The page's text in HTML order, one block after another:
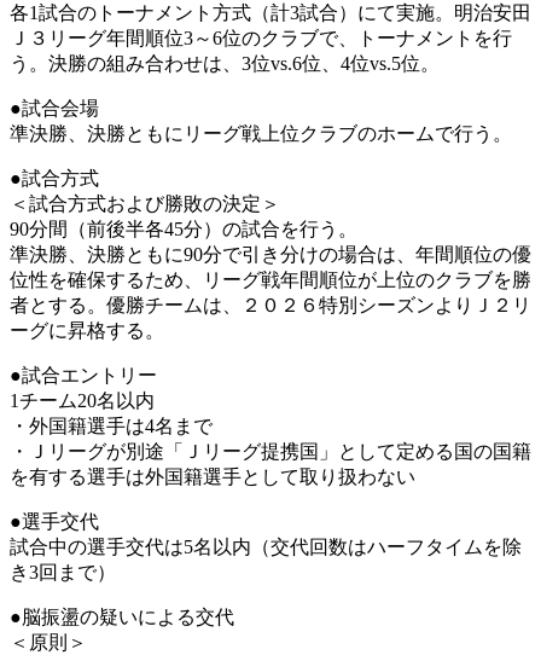
各1試合のトーナメント方式（計3試合）にて実施。明治安田
Ｊ３リーグ年間順位3～6位のクラブで、トーナメントを行
う。決勝の組み合わせは、3位vs.6位、4位vs.5位。
●試合会場
準決勝、決勝ともにリーグ戦上位クラブのホームで行う。
●試合方式
＜試合方式および勝敗の決定＞
90分間（前後半各45分）の試合を行う。
準決勝、決勝ともに90分で引き分けの場合は、年間順位の優
位性を確保するため、リーグ戦年間順位が上位のクラブを勝
者とする。優勝チームは、２０２６特別シーズンよりＪ２リ
ーグに昇格する。
●試合エントリー
1チーム20名以内
・外国籍選手は4名まで
・Ｊリーグが別途「Ｊリーグ提携国」として定める国の国籍
を有する選手は外国籍選手として取り扱わない
●選手交代
試合中の選手交代は5名以内（交代回数はハーフタイムを除
き3回まで）
●脳振盪の疑いによる交代
＜原則＞